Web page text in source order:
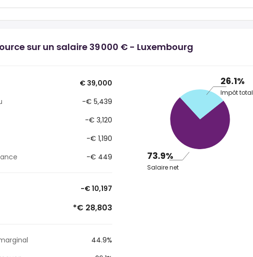
sur un salaire 39 000 € - Luxembourg
€ 39,000
-€ 5,439
-€ 3,120
-€ 1,190
-€ 449
-€ 10,197
*€ 28,803
44.9%
26.1%
Impôt total
73.9%
Salaire net